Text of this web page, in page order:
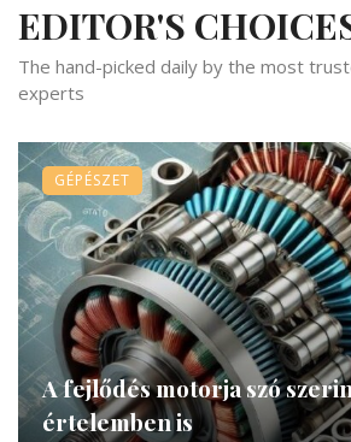
EDITOR'S
The hand-picked daily by the most
experts
A fejlődés motorja szó
értelemben is
GÉPÉSZET